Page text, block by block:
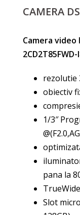
CAMERA
Camera video
rezolutie
obiectiv
1/3″
pana la
Slot